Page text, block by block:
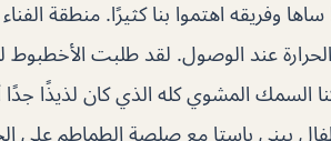
وفريقه اهتموا بنا كثيرًا. منطقة
عند الوصول. لقد طلبت الأخطبوط
السمك المشوي كله الذي كان لذيذًا جدًا
أطفال بيني باستا مع صلصة الطماطم